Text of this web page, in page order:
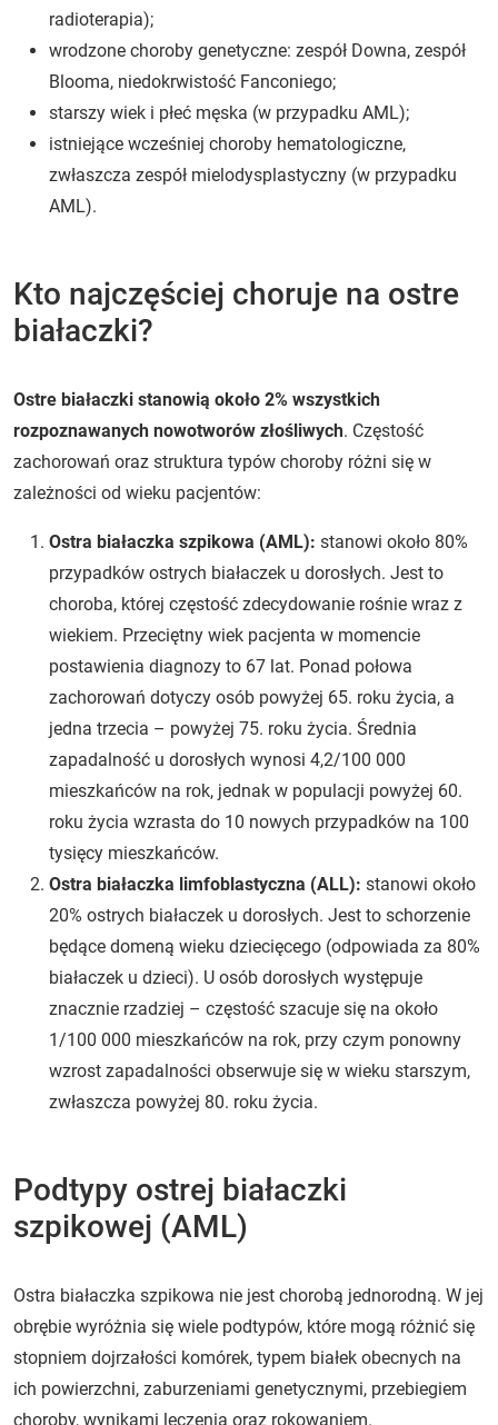
radioterapia);
wrodzone choroby genetyczne: zespół Downa, zespół
Blooma, niedokrwistość Fanconiego;
starszy wiek i płeć męska (w przypadku AML);
istniejące wcześniej choroby hematologiczne,
zwłaszcza zespół mielodysplastyczny (w przypadku
AML).
Kto najczęściej choruje na ostre
białaczki?
Ostre białaczki stanowią około 2% wszystkich
rozpoznawanych nowotworów złośliwych. Częstość
zachorowań oraz struktura typów choroby różni się w
zależności od wieku pacjentów:
Ostra białaczka szpikowa (AML): stanowi około 80%
przypadków ostrych białaczek u dorosłych. Jest to
choroba, której częstość zdecydowanie rośnie wraz z
wiekiem. Przeciętny wiek pacjenta w momencie
postawienia diagnozy to 67 lat. Ponad połowa
zachorowań dotyczy osób powyżej 65. roku życia, a
jedna trzecia – powyżej 75. roku życia. Średnia
zapadalność u dorosłych wynosi 4,2/100 000
mieszkańców na rok, jednak w populacji powyżej 60.
roku życia wzrasta do 10 nowych przypadków na 100
tysięcy mieszkańców.
Ostra białaczka limfoblastyczna (ALL): stanowi około
20% ostrych białaczek u dorosłych. Jest to schorzenie
będące domeną wieku dziecięcego (odpowiada za 80%
białaczek u dzieci). U osób dorosłych występuje
znacznie rzadziej – częstość szacuje się na około
1/100 000 mieszkańców na rok, przy czym ponowny
wzrost zapadalności obserwuje się w wieku starszym,
zwłaszcza powyżej 80. roku życia.
Podtypy ostrej białaczki
szpikowej (AML)
Ostra białaczka szpikowa nie jest chorobą jednorodną. W jej
obrębie wyróżnia się wiele podtypów, które mogą różnić się
stopniem dojrzałości komórek, typem białek obecnych na
ich powierzchni, zaburzeniami genetycznymi, przebiegiem
choroby, wynikami leczenia oraz rokowaniem.